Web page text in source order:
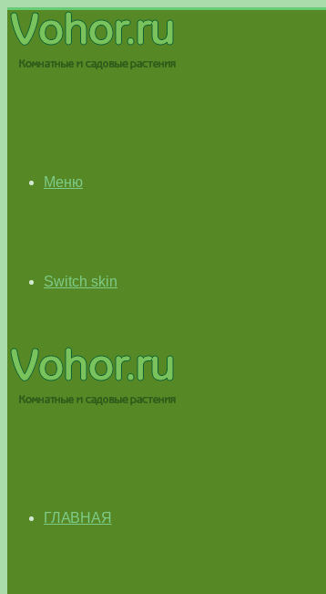
Меню
Switch skin
ГЛАВНАЯ